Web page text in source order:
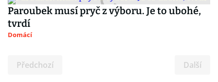
Paroubek musí pryč z výboru. Je to ubohé,
tvrdí
Domácí
Předchozí Další